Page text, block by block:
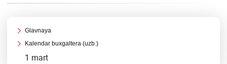
Glavnaya
Kalendar buхgaltera (uzb.)
1 mart